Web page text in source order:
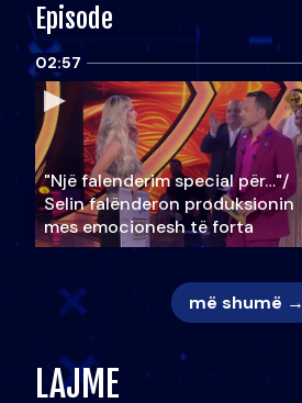
Episode
02:57
"Një falenderim special për…"/
Selin falënderon produksionin
mes emocionesh të forta
më shumë →
LAJME